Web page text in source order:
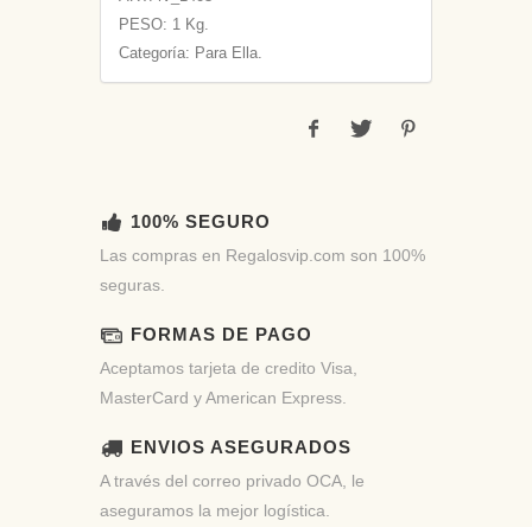
PESO: 1 Kg.
Categoría: Para Ella.
100% SEGURO
Las compras en Regalosvip.com son 100%
seguras.
FORMAS DE PAGO
Aceptamos tarjeta de credito Visa,
MasterCard y American Express.
ENVIOS ASEGURADOS
A través del correo privado OCA, le
aseguramos la mejor logística.